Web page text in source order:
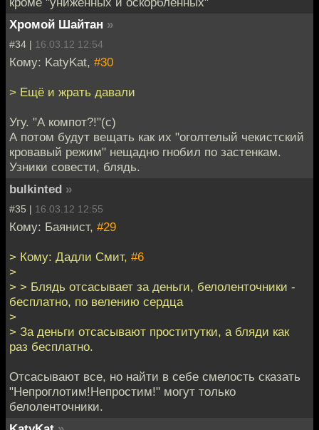
Хромой Шайтан »
#34 | 16.03.12 12:54
Кому: KatyKat, #30
> Ещё и жрать давали
Угу. "А компот?!"(с)
А потом будут вещать как их "оголтелый чекистский
кровавый режим" нещадно гнобил по застенкам.
Узники совести, блядь.
bulkinted »
#35 | 16.03.12 12:55
Кому: Баянист, #29
> Кому: Дадли Смит, #6
>
> > Блядь отсасывает за деньги, белоленточники -
бесплатно, по велению сердца
>
> За деньги отсасывают проститутки, а бляди как
раз бесплатно.
Отсасывают все, но найти в себе смелость сказать
"Непроглотим!Непростим!" могут только
белоленточники.